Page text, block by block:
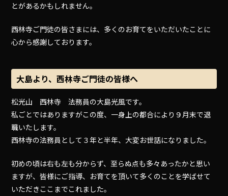
とがあるかもしれません。
西林寺ご門徒の皆さまには、多くのお育てをいただいたことに
心から感謝しております。
大島より、西林寺ご門徒の皆様へ
松光山 西林寺 法務員の大島光風です。
私ごとではありますがこの度、一身上の都合により９月末で退
職いたします。
西林寺の法務員として３年と半年、大変お世話になりました。
初めの頃は右も左も分からず、至らぬ点も多々あったかと思い
ますが、皆様にご指導、お育てを頂いて多くのことを学ばせて
いただきここまでこれました。